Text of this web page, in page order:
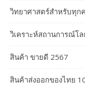
วิทยาศาสตร์สำหรับทุก
วิเคราะห์สถานการณ์โล
สินค้า ขายดี 2567
สินค้าส่งออกของไทย